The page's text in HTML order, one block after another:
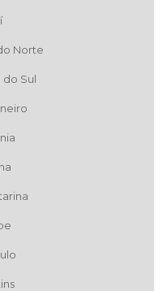
Norte
do Sul